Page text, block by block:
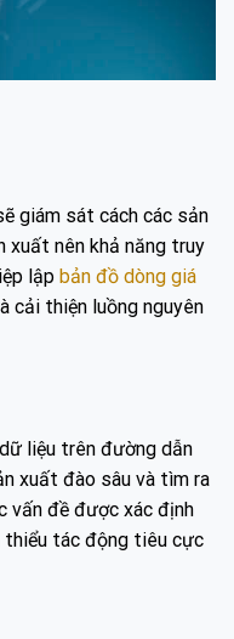
giám sát cách các sản
xuất nên khả năng truy
lập bản đồ dòng giá
cải thiện luồng nguyên
liệu trên đường dẫn
xuất đào sâu và tìm ra
vấn đề được xác định
thiểu tác động tiêu cực